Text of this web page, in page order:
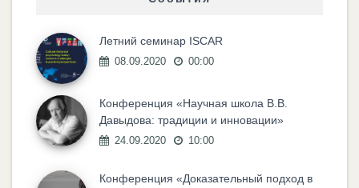
Летний семинар ISCAR
08.09.2020 00:00
Конференция «Научная школа В.В.
Давыдова: традиции и инновации»
24.09.2020 10:00
Конференция «Доказательный подход в